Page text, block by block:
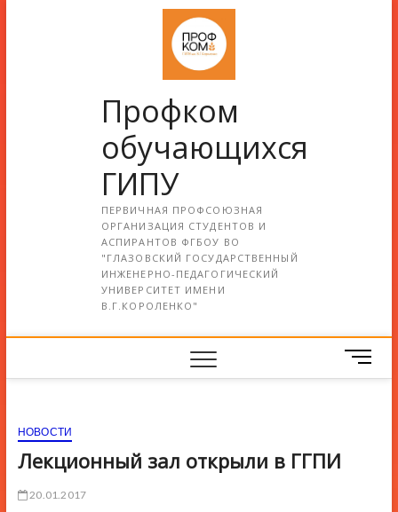
Профком
обучающихся
ГИПУ
ПЕРВИЧНАЯ ПРОФСОЮЗНАЯ
ОРГАНИЗАЦИЯ СТУДЕНТОВ И
АСПИРАНТОВ ФГБОУ ВО
"ГЛАЗОВСКИЙ ГОСУДАРСТВЕННЫЙ
ИНЖЕНЕРНО-ПЕДАГОГИЧЕСКИЙ
УНИВЕРСИТЕТ ИМЕНИ
В.Г.КОРОЛЕНКО"
М
е
НОВОСТИ
Лекционный зал открыли в ГГПИ
20.01.2017